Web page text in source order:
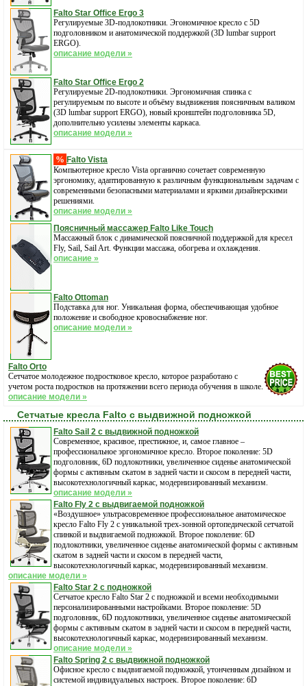
Falto Star Office Ergo 3
Регулируемые 3D-подлокотники. Эгономичное кресло с 5D
подголовником и анатомической поддержкой (3D lumbar support
ERGO).
описание модели »
Falto Star Office Ergo 2
Регулируемые 2D-подлокотники. Эргономичная спинка с
регулируемым по высоте и объёму выдвижения поясничным валиком
(3D lumbar support ERGO), новый кронштейн подголовника 5D,
дополнительно усилены элементы каркаса.
описание модели »
% Falto Vista
Компьютерное кресло Vista органично сочетает современную
эргономику, адаптированную к различным функциональным задачам с
современными безопасными материалами и яркими дизайнерскими
решениями.
описание модели »
Поясничный массажер Falto Like Touch
Массажный блок с динамической поясничной поддержкой для кресел
Fly, Sail, Sail Art. Функции массажа, обогрева и охлаждения.
описание »
Falto Ottoman
Подставка для ног. Уникальная форма, обеспечивающая удобное
положение и свободное кровоснабжение ног.
описание модели »
Falto Orto
Cетчатое молодежное подростковое кресло, которое разработано с
учетом роста подростков на протяжении всего периода обучения в школе.
описание модели »
Сетчатые кресла Falto с выдвижной подножкой
Falto Sail 2 с выдвижной подножкой
Современное, красивое, престижное, и, самое главное –
профессиональное эргономичное кресло. Второе поколение: 5D
подголовник, 6D подлокотники, увеличенное сиденье анатомической
формы с активным скатом в задней части и скосом в передней части,
высокотехнологичный каркас, модернизированный механизм.
описание модели »
Falto Fly 2 с выдвигаемой подножкой
«Воздушное» ультрасовременное профессиональное анатомическое
кресло Falto Fly 2 с уникальной трех-зонной ортопедической сетчатой
спинкой и выдвигаемой подножкой. Второе поколение: 6D
подлокотники, увеличенное сиденье анатомической формы с активным
скатом в задней части и скосом в передней части,
высокотехнологичный каркас, модернизированный механизм.
описание модели »
Falto Star 2 с подножкой
Сетчатое кресло Falto Star 2 с подножкой и всеми необходимыми
персонализированными настройками. Второе поколение: 5D
подголовник, 6D подлокотники, увеличенное сиденье анатомической
формы с активным скатом в задней части и скосом в передней части,
высокотехнологичный каркас, модернизированный механизм.
описание модели »
Falto Spring 2 с выдвижной подножкой
Офисное кресло с выдвигаемой подножкой, утонченным дизайном и
системой индивидуальных настроек. Второе поколение: 6D